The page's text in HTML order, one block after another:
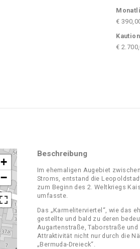
€
€
+
−
Beschreibung
Im ehemaligen Augebiet
Stroms, entstand die
zum Beginn des 2. Weltkriegs
umfasste.
Das „Karmeliterviertel“, wie das
gestellte und bald zu deren
Augartenstraße, Taborstraße
Attraktivität nicht nur durch die
„Bermuda-Dreieck“.